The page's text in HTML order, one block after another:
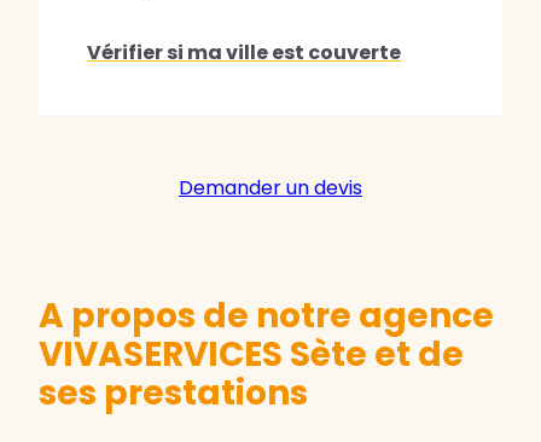
Vérifier si ma ville est couverte
Demander un devis
A propos de notre agence
VIVASERVICES Sète et de
ses prestations